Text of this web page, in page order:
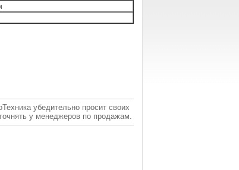
убедительно просит своих
у менеджеров по продажам.